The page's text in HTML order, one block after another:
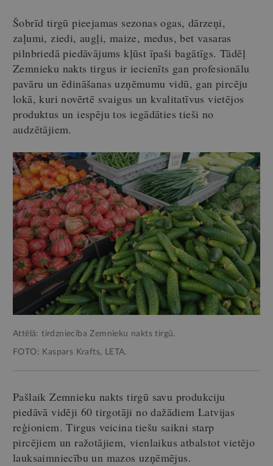
Šobrīd tirgū pieejamas sezonas ogas, dārzeņi,
zaļumi, ziedi, augļi, maize, medus, bet vasaras
pilnbriedā piedāvājums kļūst īpaši bagātīgs. Tādēļ
Zemnieku nakts tirgus ir iecienīts gan profesionālu
pavāru un ēdināšanas uzņēmumu vidū, gan pircēju
lokā, kuri novērtē svaigus un kvalitatīvus vietējos
produktus un iespēju tos iegādāties tieši no
audzētājiem.
Attēlā: tirdzniecība Zemnieku nakts tirgū.
FOTO: Kaspars Krafts, LETA.
Pašlaik Zemnieku nakts tirgū savu produkciju
piedāvā vidēji 60 tirgotāji no dažādiem Latvijas
reģioniem. Tirgus veicina tiešu saikni starp
pircējiem un ražotājiem, vienlaikus atbalstot vietējo
lauksaimniecību un mazos uzņēmējus.